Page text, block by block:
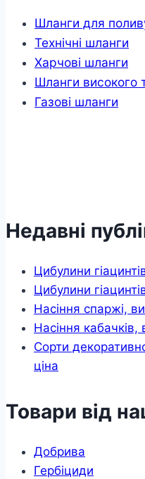
Шланги для
Технічні шланги
Харчові шланги
Шланги високого
Газові шланги
Недавні
Цибулини
Цибулини
Насіння спаржі,
Насіння кабачків,
Сорти
ціна
Товари від
Добрива
Гербіциди